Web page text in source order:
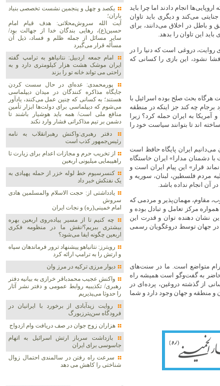
انجام دادند اما چرا باید
می‌کند و دیگری باید تاوان
و باطل در اخلاق می‌دانند، برای
این تاوان را بدهد.
دروغی است که دنیا را در
نشود، این بازی را کسانی که
هرگاه بحث صلح بوده اسرائیل با
چه کند جز اینکه در منطقه
به ایران حمله کرد؟ زیرا
اند تا بتوانند سیاست خود را
ایران پایگاه حافظ است
دشمنان مدارا» ایران خاستگاه
قرار» این پیام ایران است و
مردم فلسطین، لبنان، سوریه و
آن انجام نداده باشد.
مقاوم، مهمان‌پذیر و مردمی که
مرکز تعامل و تبادل بوده و
نشان دهنده توان و قدرت این
در جهان توسط دروغگویان رسمی
متواضع است. ما در سنت‌های
حاضر به گفت‌وگو است همیشه راه
از گذشته دروغین، پرده‌ای در
و منطقه و جهان وجود دارد و شما
یکصد و چهل و پنجمین نشست تخصصی بنیاد
باران؛
آیت الله سروش‌محلاتی: هدف قیام امام
حسین(ع)، رهایی بندگان خدا از جهالت بود/
سایر مسائل از جمله ظلم و فساد، ذیل آن
مسأله قرار می‌گیرد
امام جمعه اردبیل: نتانیاهو به ترامپ گفته
ایران موشک هشت هزار کیلومتری دارد و به
راحتی می تواند خانه تو را بزند
پورمحمدی: عده‌ای در حال سست کردن
جایگاه مذاکره کنندگان در میدان دیپلماسی
هستند؛ به کسانی که چنین عمل می‌کنند، یادآور
می‌شوم که دیپلماسی برای دولت‌ها ابزار تأمین
منافع ملی است/ همه باید هوشیار باشند تا
دشمن بر تیم مذاکراتی فشار وارد نکند
دفتر رهبری:واکنش رهبرانقلاب به نامه
رئیس‌جمهور کذب است
از تخریب حرم و مجازات اعدام برای زیارت تا
راهپیمایی میلیونی اربعین
کنسرسیوم خط لوله خزر از حمله پهپادی به
یک نفتکش خبر داد
یادداشتی از: حجت الاسلام والمسلمین هادی
سروش
امام خمینی(ره) و نجات ایران
چه کنیم تا از مسیر پیاده‌روی اربعین بهره
بیشتری ببریم؟/نقش ما در منظومه فکری
اربعین چگونه ایفا می‌شود؟
رویترز: نتانیاهو پیشنهاد ترور فرماندهان سپاه
و ارتش را به ترامپ ارائه کرد
دیوار مرزی ترکیه در مرز وان
واکنش عجیب محمدباقر خرازی به بیانیه دفتر
رهبری/ تکذیبیه روابط عمومی و دفتر نشر آثار
را حدوثا می‌پذیریم
روایت زیدآبادی از برخورد با ایرانیان در
فرودگاه سن‌پترزبورگ
هزاران زوج‌ جوان در صف دریافت وام ازدواج
بازداشت سرباز ارتش اسرائیل به اتهام
جاسوسی برای ایران
سرعت راه رفتن در سالمندی احتمال زوال
شناختی را کاهش می دهد